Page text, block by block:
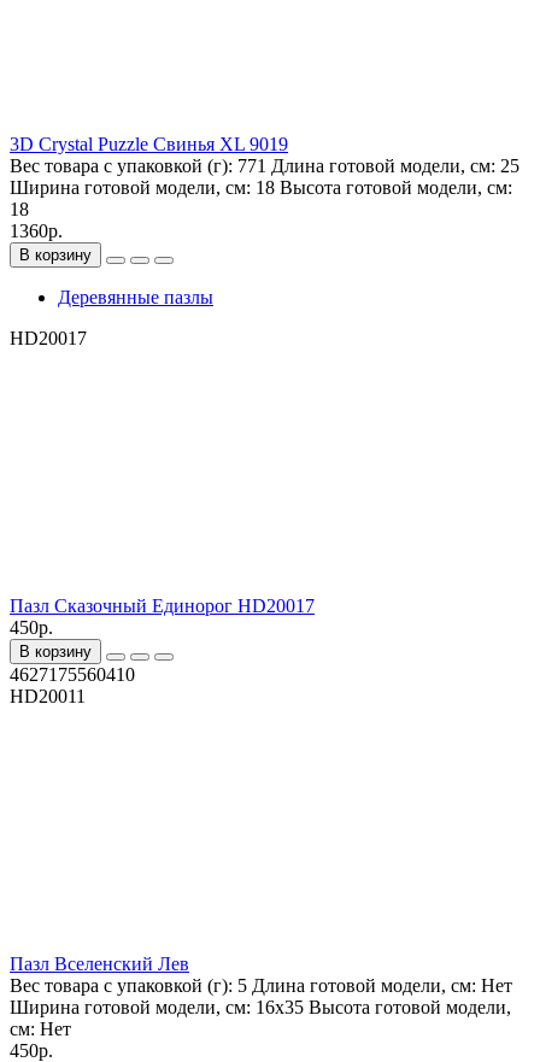
3D Crystal Puzzle Свинья XL 9019
Вес товара с упаковкой (г): 771 Длина готовой модели, см: 25
Ширина готовой модели, см: 18 Высота готовой модели, см:
18
1360р.
В корзину
Деревянные пазлы
HD20017
Пазл Сказочный Единорог HD20017
450р.
В корзину
4627175560410
HD20011
Пазл Вселенский Лев
Вес товара с упаковкой (г): 5 Длина готовой модели, см: Нет
Ширина готовой модели, см: 16х35 Высота готовой модели,
см: Нет
450р.